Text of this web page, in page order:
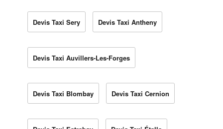
Devis Taxi Sery Devis Taxi Antheny
Devis Taxi Auvillers-Les-Forges
Devis Taxi Blombay Devis Taxi Cernion